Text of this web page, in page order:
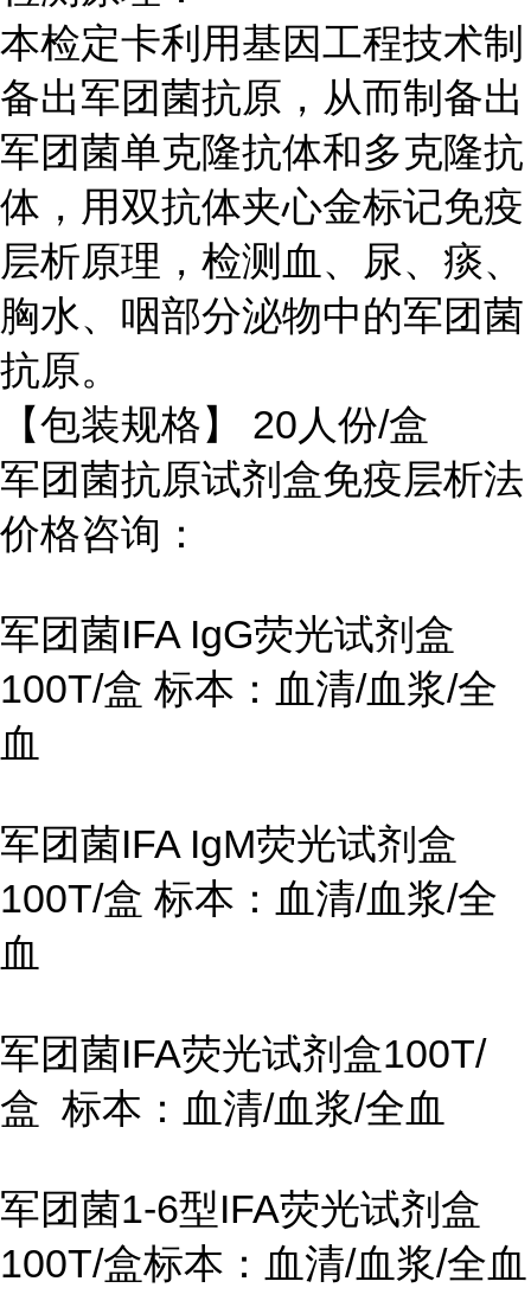
本检定卡利用基因工程技术制
备出军团菌抗原，从而制备出
军团菌单克隆抗体和多克隆抗
体，用双抗体夹心金标记免疫
层析原理，检测血、尿、痰、
胸水、咽部分泌物中的军团菌
抗原。
【包装规格】 20人份/盒
军团菌抗原试剂盒免疫层析法
价格咨询：
军团菌IFA IgG荧光试剂盒
100T/盒 标本：血清/血浆/全
血
军团菌IFA IgM荧光试剂盒
100T/盒 标本：血清/血浆/全
血
军团菌IFA荧光试剂盒100T/
盒 标本：血清/血浆/全血
军团菌1-6型IFA荧光试剂盒
100T/盒标本：血清/血浆/全血